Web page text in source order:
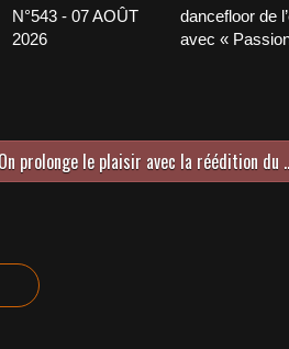
N°543 - 07 AOÛT
2026
dancefloor de
avec «
On prolonge le plaisir